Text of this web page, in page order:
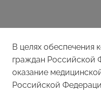
В целях обеспечения
граждан Российской
оказание
Российской